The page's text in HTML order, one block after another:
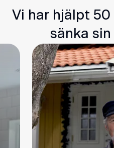
Vi har hjälpt
sänka